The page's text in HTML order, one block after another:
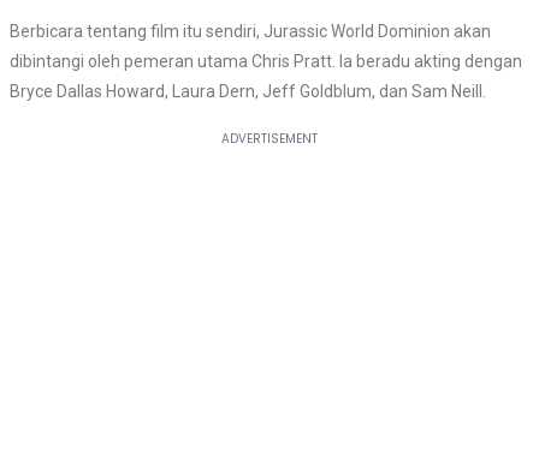
Berbicara tentang film itu sendiri, Jurassic World Dominion akan
dibintangi oleh pemeran utama Chris Pratt. Ia beradu akting dengan
Bryce Dallas Howard, Laura Dern, Jeff Goldblum, dan Sam Neill.